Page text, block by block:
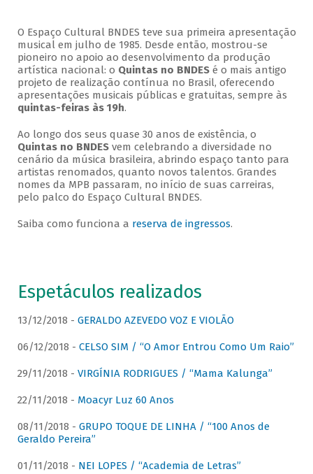
O Espaço Cultural BNDES teve sua primeira apresentação
musical em julho de 1985. Desde então, mostrou-se
pioneiro no apoio ao desenvolvimento da produção
artística nacional: o Quintas no BNDESé o mais antigo
projeto de realização contínua no Brasil, oferecendo
apresentações musicais públicas e gratuitas, sempre às
quintas-feiras às 19h.
Ao longo dos seus quase 30 anos de existência, o
Quintas no BNDESvem celebrando a diversidade no
cenário da música brasileira, abrindo espaço tanto para
artistas renomados, quanto novos talentos. Grandes
nomes da MPB passaram, no início de suas carreiras,
pelo palco do Espaço Cultural BNDES.
Saiba como funciona a reserva de ingressos.
Espetáculos realizados
13/12/2018 - GERALDO AZEVEDO VOZ E VIOLÃO
06/12/2018 - CELSO SIM / “O Amor Entrou Como Um Raio”
29/11/2018 - VIRGÍNIA RODRIGUES / “Mama Kalunga”
22/11/2018 - Moacyr Luz 60 Anos
08/11/2018 - GRUPO TOQUE DE LINHA / “100 Anos de
Geraldo Pereira”
01/11/2018 - NEI LOPES / “Academia de Letras”